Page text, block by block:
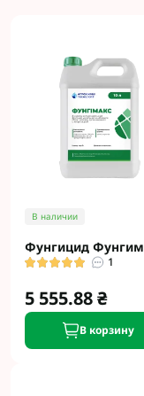
В наличии
Фунгицид
1
5 555.88 ₴
В корзину